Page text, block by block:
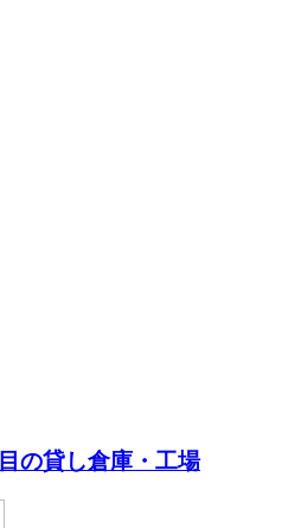
の貸し倉庫・工場